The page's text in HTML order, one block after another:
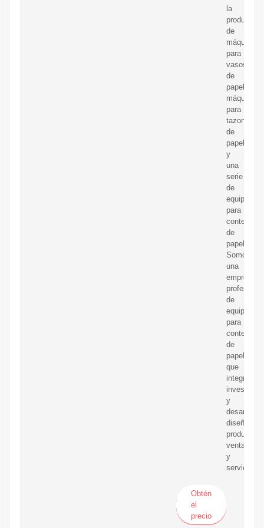
la
producción
de
máquinas
para
vasos
de
papel,
máquinas
para
tazones
de
papel
y
una
serie
de
equipos
para
de
papel.
Somos
una
empresa
profesional
de
equipos
para
de
papel
que
integra
y
desarrollo,
diseño,
ventas
y
servicio.
Obtén
el
precio